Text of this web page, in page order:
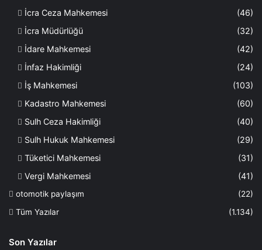
İcra Ceza Mahkemesi
(46)
İcra Müdürlüğü
(32)
İdare Mahkemesi
(42)
İnfaz Hakimliği
(24)
İş Mahkemesi
(103)
Kadastro Mahkemesi
(60)
Sulh Ceza Hakimliği
(40)
Sulh Hukuk Mahkemesi
(29)
Tüketici Mahkemesi
(31)
Vergi Mahkemesi
(41)
otomotik paylaşım
(22)
Tüm Yazılar
(1.134)
Son Yazılar